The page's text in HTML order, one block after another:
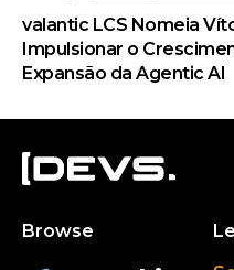
valantic LCS Nomeia
Impulsionar o
Expansão da Agentic AI
Browse